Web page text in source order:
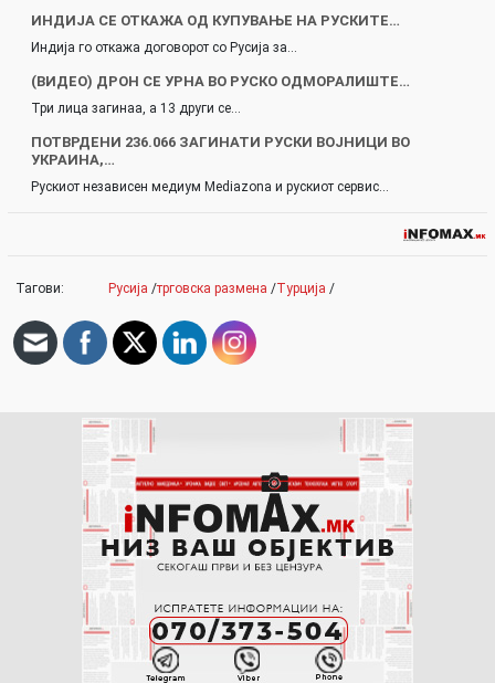
ИНДИЈА СЕ ОТКАЖА ОД КУПУВАЊЕ НА РУСКИТЕ…
Индија го откажа договорот со Русија за…
(ВИДЕО) ДРОН СЕ УРНА ВО РУСКО ОДМОРАЛИШТЕ…
Три лица загинаа, а 13 други се…
ПОТВРДЕНИ 236.066 ЗАГИНАТИ РУСКИ ВОЈНИЦИ ВО
УКРАИНА,…
Рускиот независен медиум Mediazona и рускиот сервис…
Тагови: Русија /трговска размена /Турција /